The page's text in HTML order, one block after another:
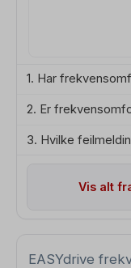
1. Har
2. Er
3. Hvilke
Vis alt
EASYdrive